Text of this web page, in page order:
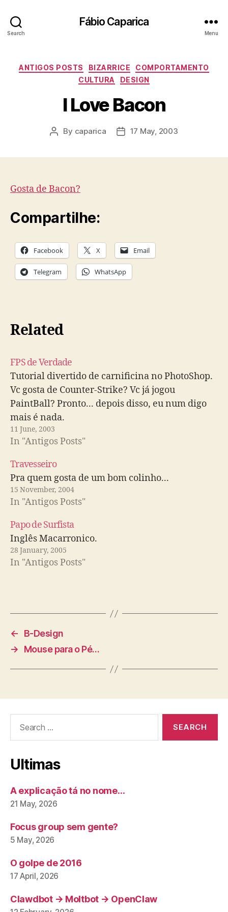
Search
Fábio Caparica
Menu
Categories
ANTIGOS POSTS BIZARRICE
COMPORTAMENTO
CULTURA
DESIGN
I Love Bacon
Post
By caparica
Post17 May, 2003
Gosta de Bacon?
Compartilhe:
Facebook X Email
Telegram WhatsApp
Related
FPS de Verdade
Tutorial divertido de carnificina no PhotoShop.
Vc gosta de Counter-Strike? Vc já jogou
PaintBall? Pronto... depois disso, eu num digo
mais é nada.
11 June, 2003
In "Antigos Posts"
Travesseiro
Pra quem gosta de um bom colinho...
15 November, 2004
In "Antigos Posts"
Papo de Surfista
Inglês Macarronico.
28 January, 2005
In "Antigos Posts"
←
B-Design
→
Mouse para o Pé…
Ultimas
A explicação tá no nome…
21 May, 2026
Focus group sem gente?
5 May, 2026
O golpe de 2016
17 April, 2026
Clawdbot → Moltbot → OpenClaw